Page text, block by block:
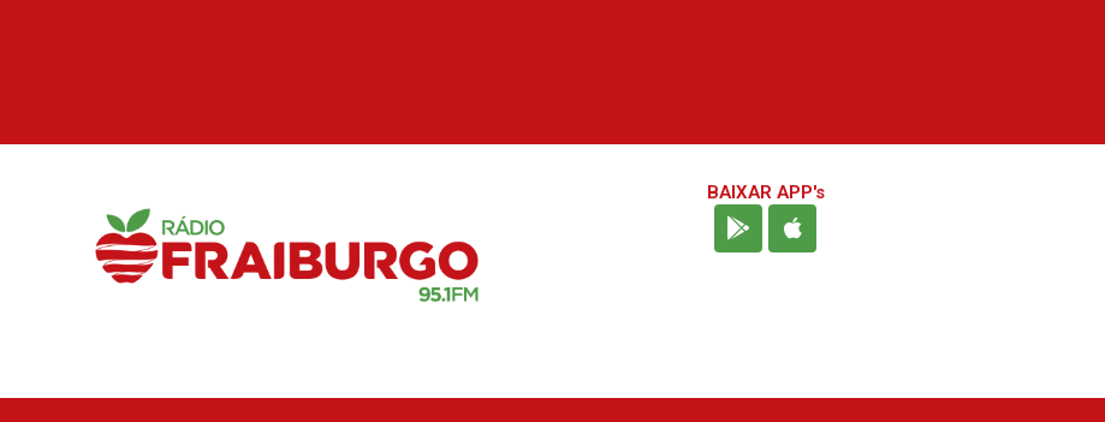
BAIXAR APP's